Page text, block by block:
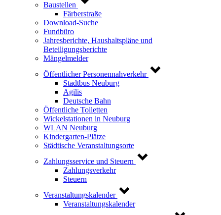
Baustellen
Färberstraße
Download-Suche
Fundbüro
Jahresberichte, Haushaltspläne und
Beteiligungsberichte
Mängelmelder
Öffentlicher Personennahverkehr
Stadtbus Neuburg
Agilis
Deutsche Bahn
Öffentliche Toiletten
Wickelstationen in Neuburg
WLAN Neuburg
Kindergarten-Plätze
Städtische Veranstaltungsorte
Zahlungsservice und Steuern
Zahlungsverkehr
Steuern
Veranstaltungskalender
Veranstaltungskalender